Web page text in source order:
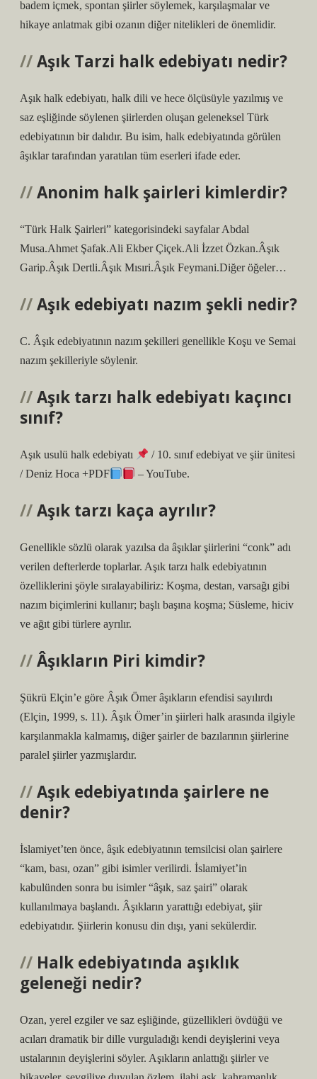
badem içmek, spontan şiirler söylemek, karşılaşmalar ve
hikaye anlatmak gibi ozanın diğer nitelikleri de önemlidir.
Aşık Tarzi halk edebiyatı nedir?
Aşık halk edebiyatı, halk dili ve hece ölçüsüyle yazılmış ve
saz eşliğinde söylenen şiirlerden oluşan geleneksel Türk
edebiyatının bir dalıdır. Bu isim, halk edebiyatında görülen
âşıklar tarafından yaratılan tüm eserleri ifade eder.
Anonim halk şairleri kimlerdir?
“Türk Halk Şairleri” kategorisindeki sayfalar Abdal
Musa.Ahmet Şafak.Ali Ekber Çiçek.Ali İzzet Özkan.Âşık
Garip.Âşık Dertli.Âşık Mısıri.Âşık Feymani.Diğer öğeler…
Aşık edebiyatı nazım şekli nedir?
C. Âşık edebiyatının nazım şekilleri genellikle Koşu ve Semai
nazım şekilleriyle söylenir.
Aşık tarzı halk edebiyatı kaçıncı
sınıf?
Aşık usulü halk edebiyatı
/ 10. sınıf edebiyat ve şiir ünitesi
/ Deniz Hoca +PDF
– YouTube.
Aşık tarzı kaça ayrılır?
Genellikle sözlü olarak yazılsa da âşıklar şiirlerini “conk” adı
verilen defterlerde toplarlar. Aşık tarzı halk edebiyatının
özelliklerini şöyle sıralayabiliriz: Koşma, destan, varsağı gibi
nazım biçimlerini kullanır; başlı başına koşma; Süsleme, hiciv
ve ağıt gibi türlere ayrılır.
Âşıkların Piri kimdir?
Şükrü Elçin’e göre Âşık Ömer âşıkların efendisi sayılırdı
(Elçin, 1999, s. 11). Âşık Ömer’in şiirleri halk arasında ilgiyle
karşılanmakla kalmamış, diğer şairler de bazılarının şiirlerine
paralel şiirler yazmışlardır.
Aşık edebiyatında şairlere ne
denir?
İslamiyet’ten önce, âşık edebiyatının temsilcisi olan şairlere
“kam, bası, ozan” gibi isimler verilirdi. İslamiyet’in
kabulünden sonra bu isimler “âşık, saz şairi” olarak
kullanılmaya başlandı. Âşıkların yarattığı edebiyat, şiir
edebiyatıdır. Şiirlerin konusu din dışı, yani sekülerdir.
Halk edebiyatında aşıklık
geleneği nedir?
Ozan, yerel ezgiler ve saz eşliğinde, güzellikleri övdüğü ve
acıları dramatik bir dille vurguladığı kendi deyişlerini veya
ustalarının deyişlerini söyler. Aşıkların anlattığı şiirler ve